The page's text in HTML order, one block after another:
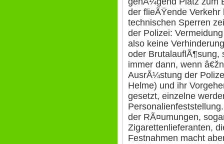
der flieÃŸende
technischen Sperren
der Polizei:
also keine
oder BrutalauflÃ¶sung,
immer dann, wenn
AusrÃ¼stung der
Helme) und ihr
gesetzt, einzelne
der RÃ¤umungen,
Zigarettenlieferanten,
Festnahmen macht